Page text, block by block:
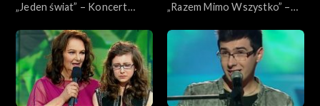
Piosenki
„Jeden świat” – Koncert
Piosenki
„Razem Mimo Wszystko” –
Dymnej